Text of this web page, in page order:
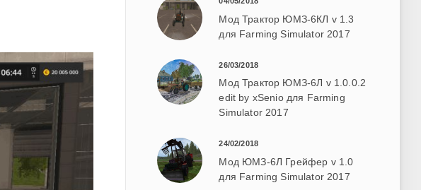
Мод Трактор ЮМЗ-6КЛ v 1.3
для Farming Simulator 2017
26/03/2018
Мод Трактор ЮМЗ-6Л v 1.0.0.2
edit by xSenio для Farming
Simulator 2017
24/02/2018
Мод ЮМЗ-6Л Грейфер v 1.0
для Farming Simulator 2017